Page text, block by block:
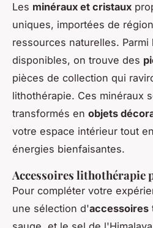
Les minéraux et cristaux
uniques, importées de
ressources naturelles. Parmi
disponibles, on trouve des
pièces de collection qui
lithothérapie. Ces minéraux
transformés en objets
votre espace intérieur tout
énergies bienfaisantes.
Accessoires lithothérapie
Pour compléter votre
une sélection d'accessoires